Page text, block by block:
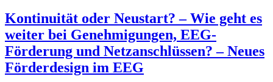
Kontinuität oder Neustart? – Wie geht es
weiter bei Genehmigungen, EEG-
Förderung und Netzanschlüssen? – Neues
Förderdesign im EEG